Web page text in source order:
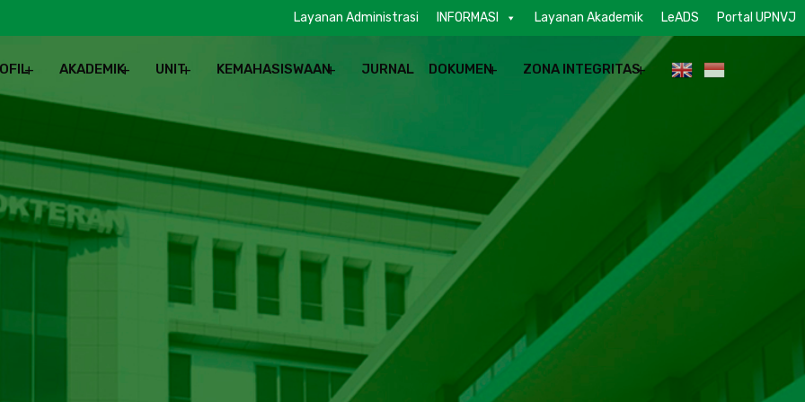
Layanan Administrasi INFORMASI Layanan Akademik LeADS Portal UPNVJ
AKADEMIK UNIT KEMAHASISWAAN JURNAL DOKUMEN ZONA INTEGRITAS